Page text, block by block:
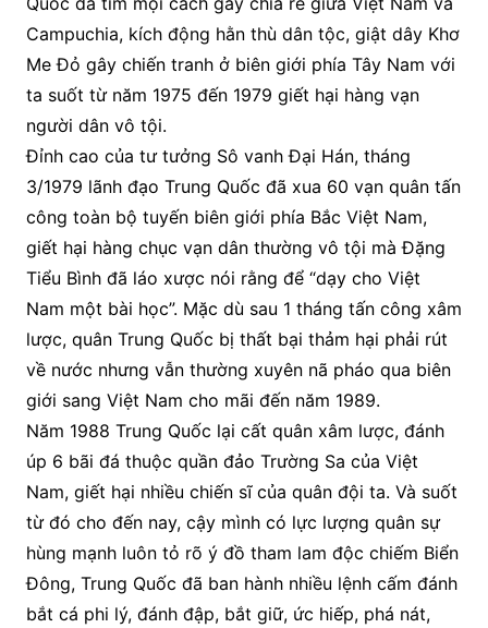
Campuchia, kích động hằn thù dân tộc, giật dây Khơ
Me Đỏ gây chiến tranh ở biên giới phía Tây Nam với
ta suốt từ năm 1975 đến 1979 giết hại hàng vạn
người dân vô tội.
Đỉnh cao của tư tưởng Sô vanh Đại Hán, tháng
3/1979 lãnh đạo Trung Quốc đã xua 60 vạn quân tấn
công toàn bộ tuyến biên giới phía Bắc Việt Nam,
giết hại hàng chục vạn dân thường vô tội mà Đặng
Tiểu Bình đã láo xược nói rằng để “dạy cho Việt
Nam một bài học”. Mặc dù sau 1 tháng tấn công xâm
lược, quân Trung Quốc bị thất bại thảm hại phải rút
về nước nhưng vẫn thường xuyên nã pháo qua biên
giới sang Việt Nam cho mãi đến năm 1989.
Năm 1988 Trung Quốc lại cất quân xâm lược, đánh
úp 6 bãi đá thuộc quần đảo Trường Sa của Việt
Nam, giết hại nhiều chiến sĩ của quân đội ta. Và suốt
từ đó cho đến nay, cậy mình có lực lượng quân sự
hùng mạnh luôn tỏ rõ ý đồ tham lam độc chiếm Biển
Đông, Trung Quốc đã ban hành nhiều lệnh cấm đánh
bắt cá phi lý, đánh đập, bắt giữ, ức hiếp, phá nát,